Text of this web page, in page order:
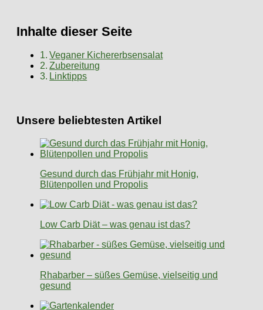
Inhalte dieser Seite
Veganer Kichererbsensalat
Zubereitung
Linktipps
Unsere beliebtesten Artikel
Gesund durch das Frühjahr mit Honig,
Blütenpollen und Propolis
Low Carb Diät – was genau ist das?
Rhabarber – süßes Gemüse, vielseitig und
gesund